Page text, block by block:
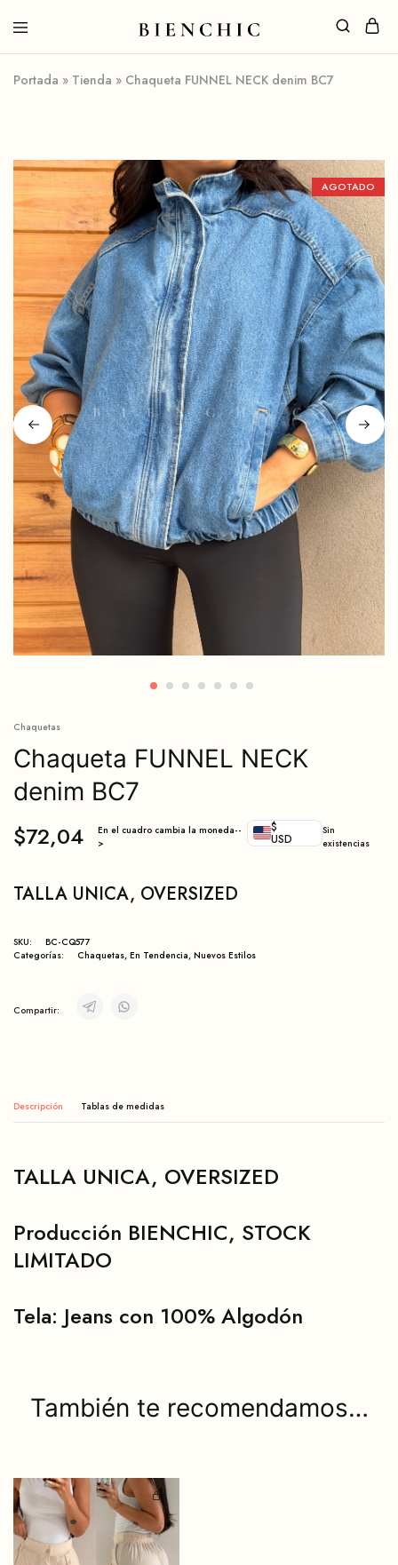
Portada » Tienda » Chaqueta FUNNEL NECK denim BC7
AGOTADO
Chaquetas
Chaqueta FUNNEL NECK
denim BC7
$72,04
En el cuadro cambia la moneda--
>
$
USD
Sin
existencias
TALLA UNICA, OVERSIZED
SKU:
BC-CQ577
Categorías:
Chaquetas, En Tendencia, Nuevos Estilos
Compartir:
Descripción
TALLA UNICA, OVERSIZED
Producción BIENCHIC, STOCK
LIMITADO
Tela: Jeans con 100% Algodón
También te recomendamos…